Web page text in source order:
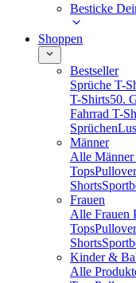
Besticke
Shoppen
Bestseller
Sprüche T-
T-Shirts50.
Fahrrad T-
Sprüchen
Männer
Alle Männer
Tops
Shorts
Frauen
Alle Frauen
Tops
Shorts
Kinder &
Alle